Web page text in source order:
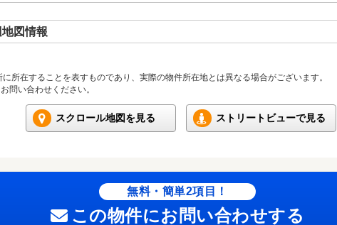
図情報
所在することを表すものであり、実際の物件所在地とは異なる場合がございます。
問い合わせください。
スクロール地図を見る ストリートビューで見る
無料・簡単2項目！
この物件にお問い合わせする